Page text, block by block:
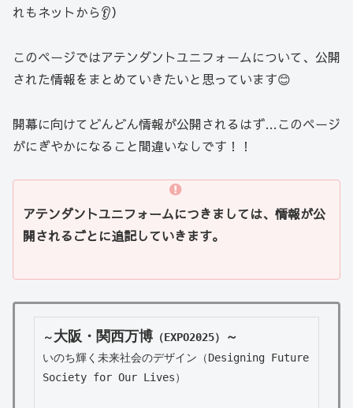
れもネットから👂）
このページではアテンダントユニフォームについて、公開
された情報をまとめていきたいと思っています😊
開幕に向けてどんどん情報が公開されるはず…このページ
がにぎやかになること間違いなしです！！
アテンダントユニフォームにつきましては、情報が公
開されるごとに追記していきます。
～大阪・関西万博 （EXPO2025） ～
いのち輝く未来社会のデザイン（Designing Future
Society for Our Lives）